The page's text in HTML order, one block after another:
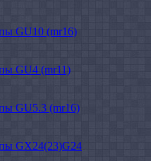
GU10 (mr16)
GU4 (mr11)
GU5.3 (mr16)
GX24(23)G24